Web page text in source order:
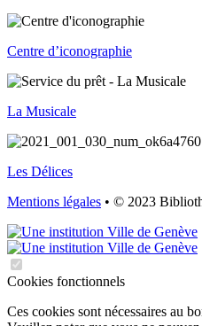
Centre d’iconographie
La Musicale
Les Délices
Mentions légales • © 2023
Cookies fonctionnels
Ces cookies sont nécessaires au